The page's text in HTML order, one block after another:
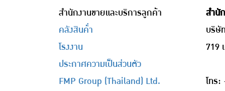
สำนักงานขายและบริการลูกค้า
คลังสินค้่า
โรงงาน
ประกาศความเป็นส่วนตัว
FMP Group (Thailand) Ltd.
สำนั
บริษั
719
โทร: